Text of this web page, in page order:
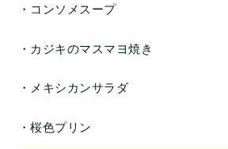
・コンソメスープ
・カジキのマスマヨ焼き
・メキシカンサラダ
・桜色プリン